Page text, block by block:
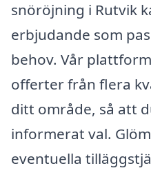
snöröjning i Rutvik
erbjudande som
behov. Vår
offerter från flera
ditt område, så att
informerat val.
eventuella